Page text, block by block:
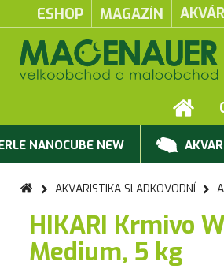
ESHOP MAGAZÍN
NANOCUBE NEW
AKVARISTIKA SLADKOVODNÍ
HIKARI Krmivo
Medium, 5 kg